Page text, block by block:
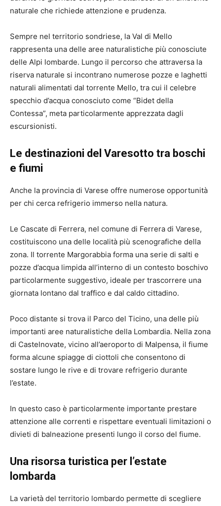
naturale che richiede attenzione e prudenza.
Sempre nel territorio sondriese, la Val di Mello
rappresenta una delle aree naturalistiche più conosciute
delle Alpi lombarde. Lungo il percorso che attraversa la
riserva naturale si incontrano numerose pozze e laghetti
naturali alimentati dal torrente Mello, tra cui il celebre
specchio d’acqua conosciuto come “Bidet della
Contessa”, meta particolarmente apprezzata dagli
escursionisti.
Le destinazioni del Varesotto tra boschi
e fiumi
Anche la provincia di Varese offre numerose opportunità
per chi cerca refrigerio immerso nella natura.
Le Cascate di Ferrera, nel comune di Ferrera di Varese,
costituiscono una delle località più scenografiche della
zona. Il torrente Margorabbia forma una serie di salti e
pozze d’acqua limpida all’interno di un contesto boschivo
particolarmente suggestivo, ideale per trascorrere una
giornata lontano dal traffico e dal caldo cittadino.
Poco distante si trova il Parco del Ticino, una delle più
importanti aree naturalistiche della Lombardia. Nella zona
di Castelnovate, vicino all’aeroporto di Malpensa, il fiume
forma alcune spiagge di ciottoli che consentono di
sostare lungo le rive e di trovare refrigerio durante
l’estate.
In questo caso è particolarmente importante prestare
attenzione alle correnti e rispettare eventuali limitazioni o
divieti di balneazione presenti lungo il corso del fiume.
Una risorsa turistica per l’estate
lombarda
La varietà del territorio lombardo permette di scegliere